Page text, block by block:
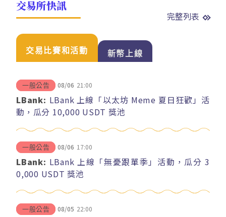
交易所快訊
完整列表
交易比賽和活動 新幣上線
一般公告 08/06 21:00
LBank: LBank 上線「以太坊 Meme 夏日狂歡」活
動，瓜分 10,000 USDT 獎池
一般公告 08/06 17:00
LBank: LBank 上線「無憂跟單季」活動，瓜分 3
0,000 USDT 獎池
一般公告 08/05 22:00